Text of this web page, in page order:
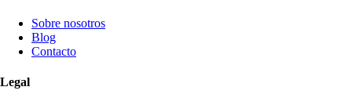
Sobre nosotros
Blog
Contacto
Legal